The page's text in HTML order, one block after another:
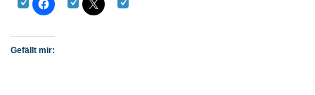
Gefällt mir: